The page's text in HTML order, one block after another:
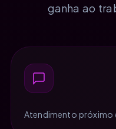
ganha ao
Atendimento próximo